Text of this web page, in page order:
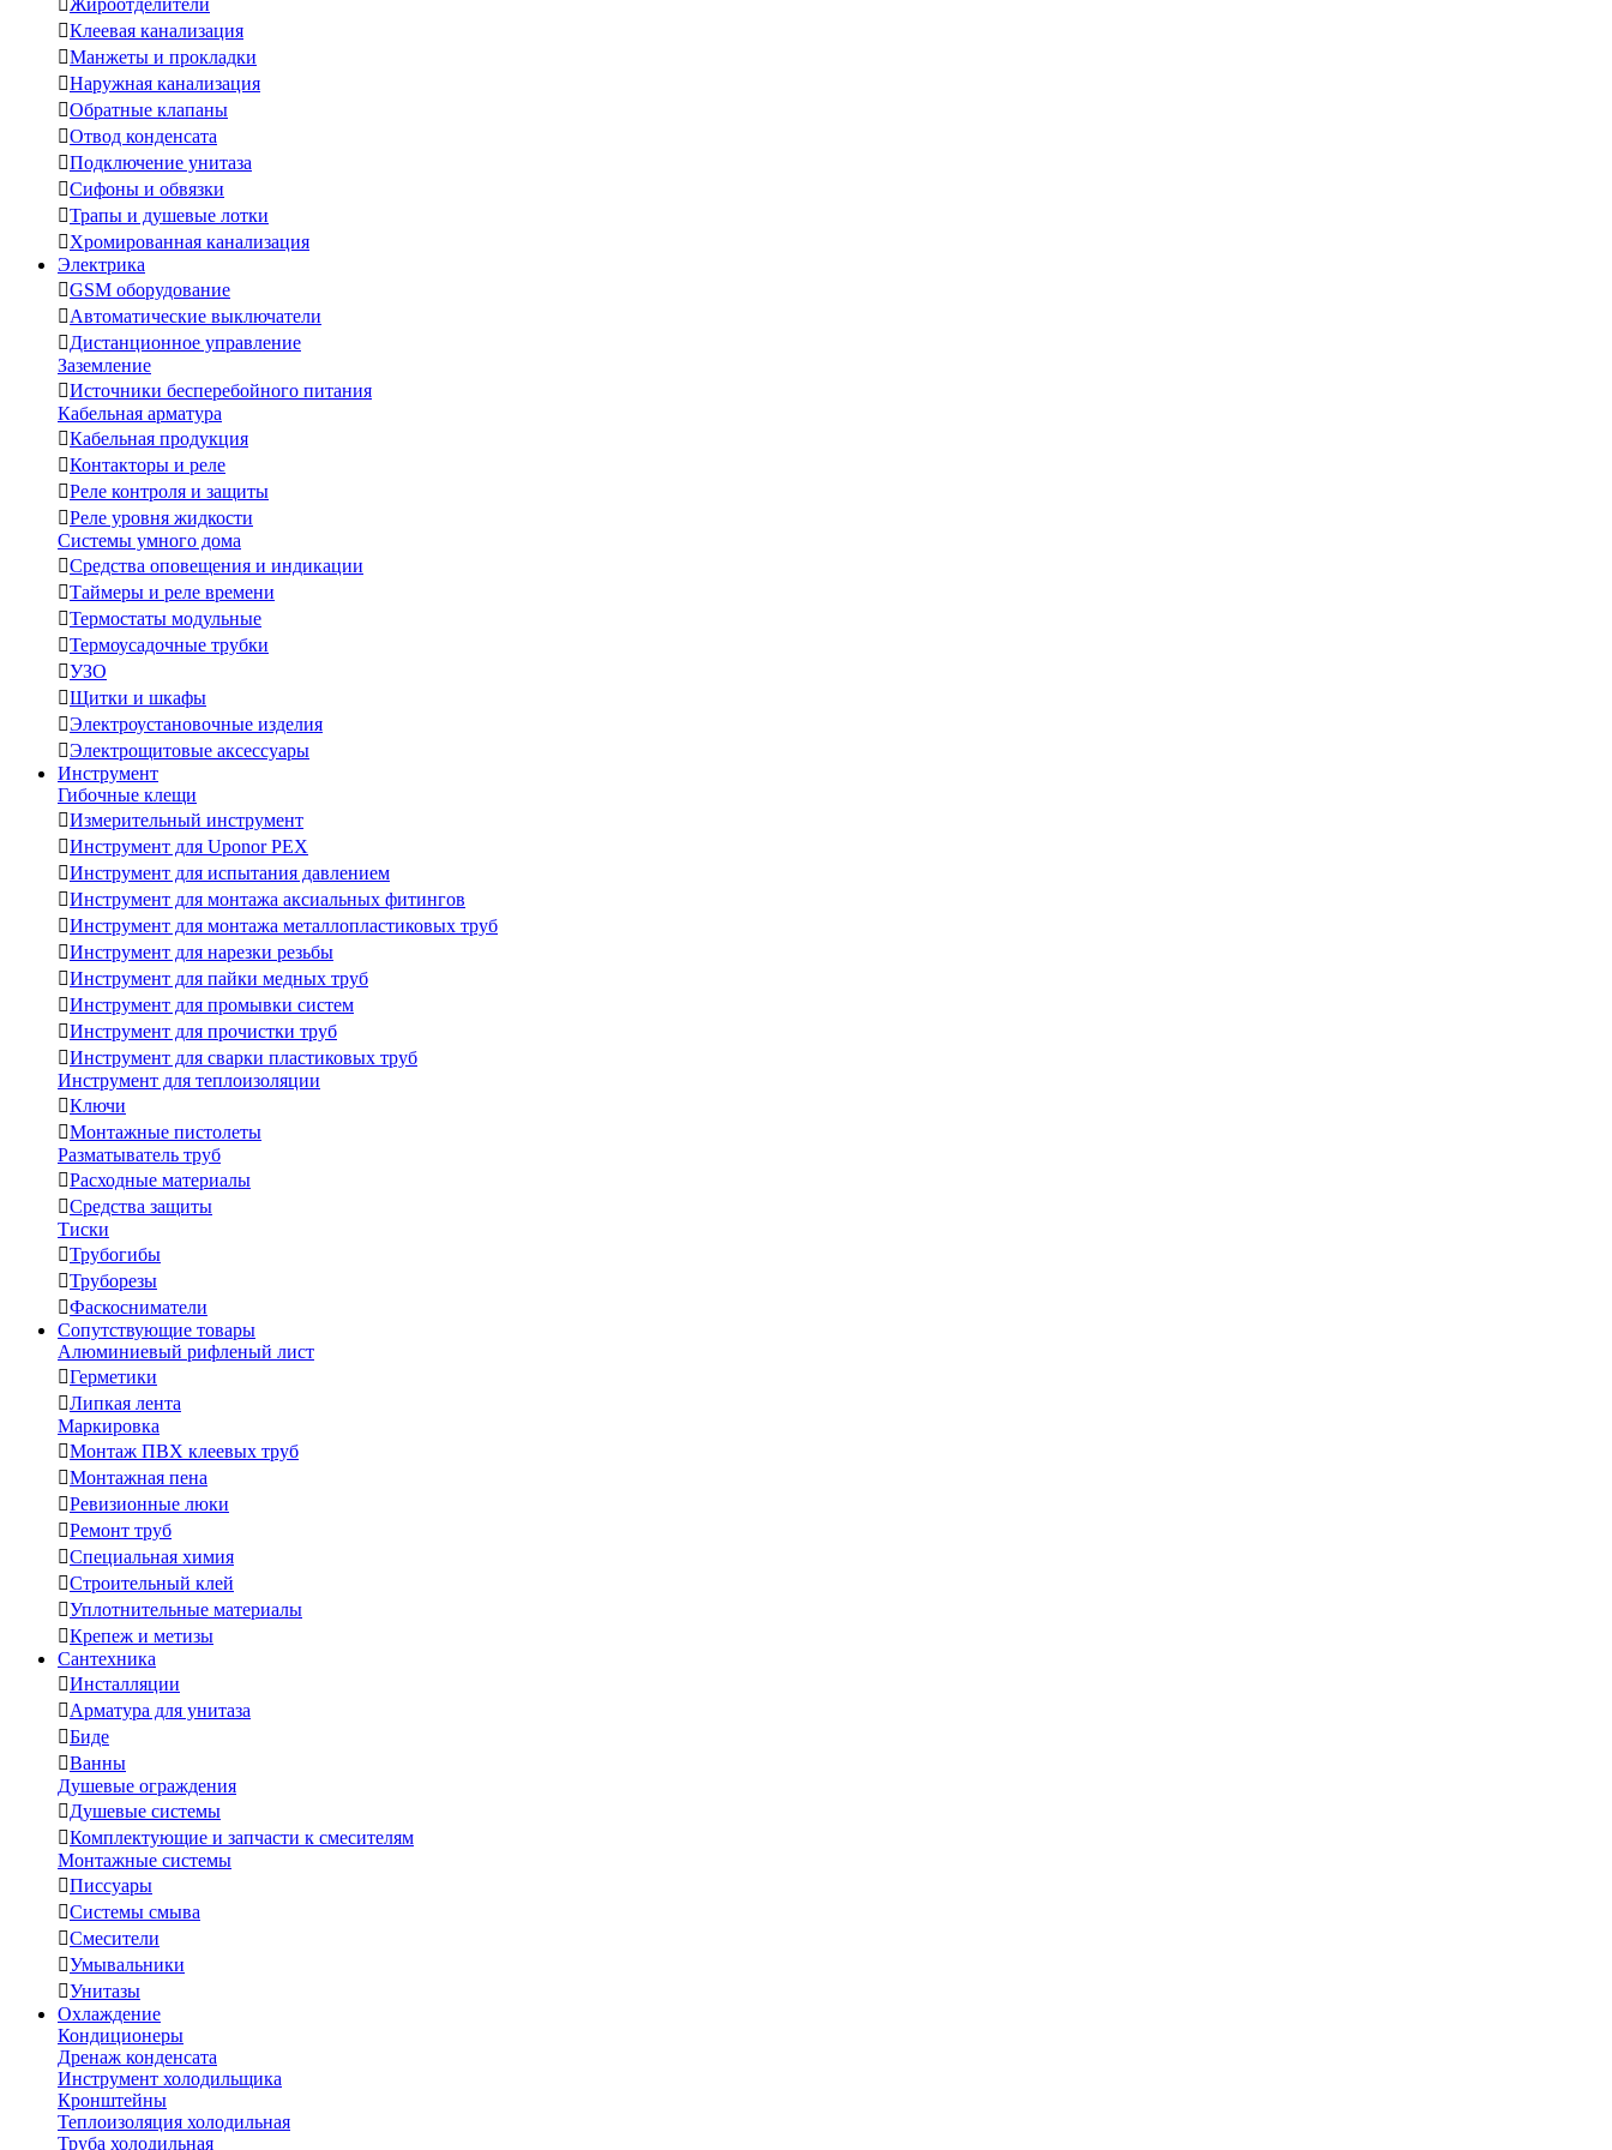
Жироотделители
Клеевая канализация
Манжеты и прокладки
Наружная канализация
Обратные клапаны
Отвод конденсата
Подключение унитаза
Сифоны и обвязки
Трапы и душевые лотки
Хромированная канализация
Электрика
GSM оборудование
Автоматические выключатели
Дистанционное управление
Заземление
Источники бесперебойного питания
Кабельная арматура
Кабельная продукция
Контакторы и реле
Реле контроля и защиты
Реле уровня жидкости
Системы умного дома
Средства оповещения и индикации
Таймеры и реле времени
Термостаты модульные
Термоусадочные трубки
УЗО
Щитки и шкафы
Электроустановочные изделия
Электрощитовые аксессуары
Инструмент
Гибочные клещи
Измерительный инструмент
Инструмент для Uponor PEX
Инструмент для испытания давлением
Инструмент для монтажа аксиальных фитингов
Инструмент для монтажа металлопластиковых труб
Инструмент для нарезки резьбы
Инструмент для пайки медных труб
Инструмент для промывки систем
Инструмент для прочистки труб
Инструмент для сварки пластиковых труб
Инструмент для теплоизоляции
Ключи
Монтажные пистолеты
Разматыватель труб
Расходные материалы
Средства защиты
Тиски
Трубогибы
Труборезы
Фаскосниматели
Сопутствующие товары
Алюминиевый рифленый лист
Герметики
Липкая лента
Маркировка
Монтаж ПВХ клеевых труб
Монтажная пена
Ревизионные люки
Ремонт труб
Специальная химия
Строительный клей
Уплотнительные материалы
Крепеж и метизы
Сантехника
Инсталляции
Арматура для унитаза
Биде
Ванны
Душевые ограждения
Душевые системы
Комплектующие и запчасти к смесителям
Монтажные системы
Писсуары
Системы смыва
Смесители
Умывальники
Унитазы
Охлаждение
Кондиционеры
Дренаж конденсата
Инструмент холодильщика
Кронштейны
Теплоизоляция холодильная
Труба холодильная